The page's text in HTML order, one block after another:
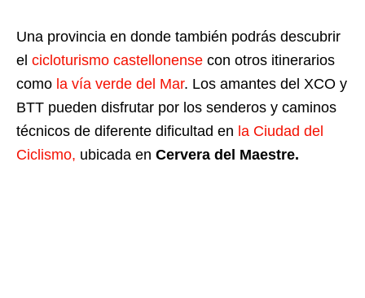
Una provincia en donde también podrás descubrir
el cicloturismo castellonense con otros itinerarios
como la vía verde del Mar. Los amantes del XCO y
BTT pueden disfrutar por los senderos y caminos
técnicos de diferente dificultad en la Ciudad del
Ciclismo, ubicada en Cervera del Maestre.